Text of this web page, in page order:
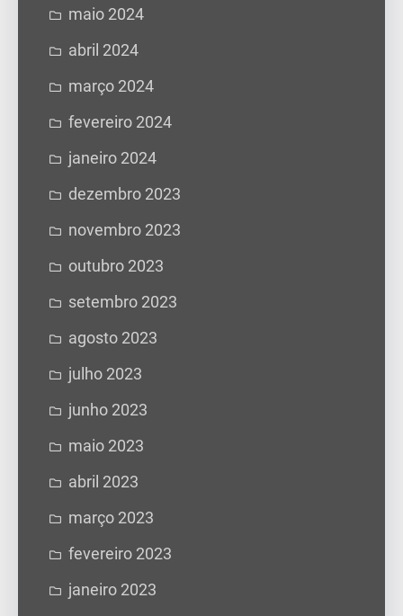
maio 2024
abril 2024
março 2024
fevereiro 2024
janeiro 2024
dezembro 2023
novembro 2023
outubro 2023
setembro 2023
agosto 2023
julho 2023
junho 2023
maio 2023
abril 2023
março 2023
fevereiro 2023
janeiro 2023